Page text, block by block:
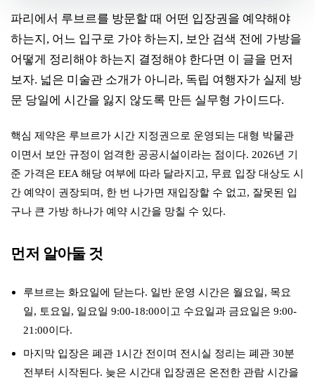
파리에서 루브르를 방문할 때 어떤 입장권을 예약해야
하는지, 어느 입구로 가야 하는지, 보안 검색 전에 가방을
어떻게 정리해야 하는지 결정해야 한다면 이 글을 먼저
보자. 넓은 미술관 소개가 아니라, 독립 여행자가 실제 방
문 당일에 시간을 잃지 않도록 만든 실무형 가이드다.
핵심 제약은 루브르가 시간 지정권으로 운영되는 대형 박물관
이면서 보안 규정이 엄격한 공공시설이라는 점이다. 2026년 기
준 가격은 EEA 해당 여부에 따라 달라지고, 무료 입장 대상도 시
간 예약이 권장되며, 한 번 나가면 재입장할 수 없고, 잘못된 입
구나 큰 가방 하나가 예약 시간을 망칠 수 있다.
먼저 알아둘 것
루브르는 화요일에 닫는다. 일반 운영 시간은 월요일, 목요
일, 토요일, 일요일 9:00-18:00이고 수요일과 금요일은 9:00-
21:00이다.
마지막 입장은 폐관 1시간 전이며 전시실 정리는 폐관 30분
전부터 시작된다. 늦은 시간대 입장권은 온전한 관람 시간을